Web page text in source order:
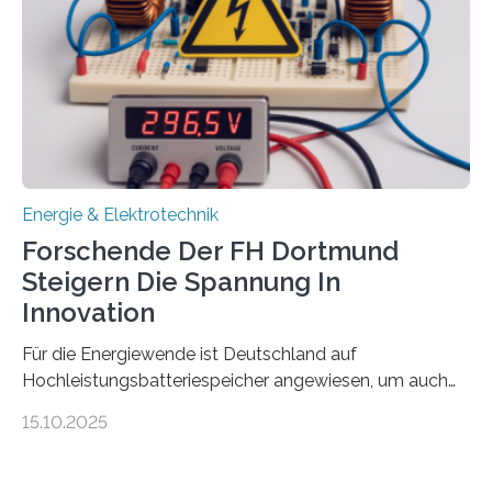
Damit zählt die Hochschule zu den großen
Gewinnerinnen der aktuellen Förderrunde des
Bayerischen Wissenschaftsministeriums. Im
Mittelpunkt steht der direkte Wissenstransfer: Neue
wissenschaftliche Erkenntnisse sollen rasch in die
Energie & Elektrotechnik
Forschende Der FH Dortmund
Steigern Die Spannung In
Innovation
Für die Energiewende ist Deutschland auf
Hochleistungsbatteriespeicher angewiesen, um auch
Doch mit der immensen Zahl einzelner Batteriezellen,
15.10.2025